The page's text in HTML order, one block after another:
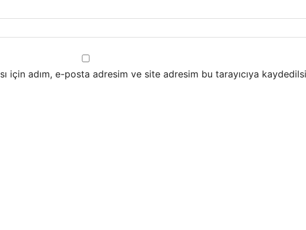
için adım, e-posta adresim ve site adresim bu tarayıcıya